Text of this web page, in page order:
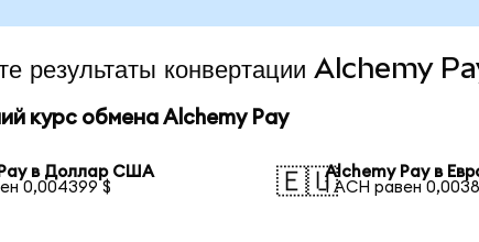
результаты конвертации Alchemy
курс обмена Alchemy Pay
в Доллар США
0,004399 $
🇪🇺Alchemy Pay в
1 ACH равен